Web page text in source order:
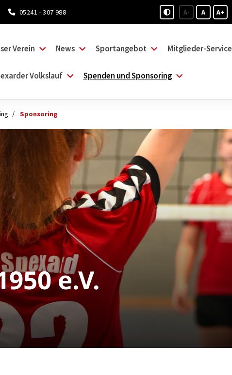
05241 - 307 988 A- A A+
Verein News Sportangebot Mitglieder-Service
Volkslauf Spenden und Sponsoring
Sponsoring
e.V.